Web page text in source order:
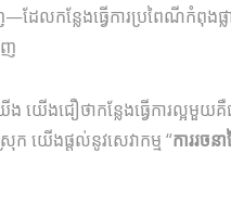
ដែលកន្លែងធ្វើការប្រពៃណីកំពុងផ្
ញ
យើងជឿថា​កន្លែងធ្វើការល្អ
ក យើង​ផ្តល់​នូវ​សេវាកម្ម “ការរចនា